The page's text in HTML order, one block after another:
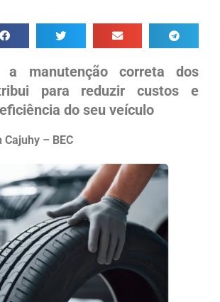
a manutenção correta dos
para reduzir custos e
do seu veículo
Cajuhy – BEC